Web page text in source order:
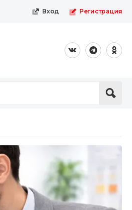
Вход Регистрация